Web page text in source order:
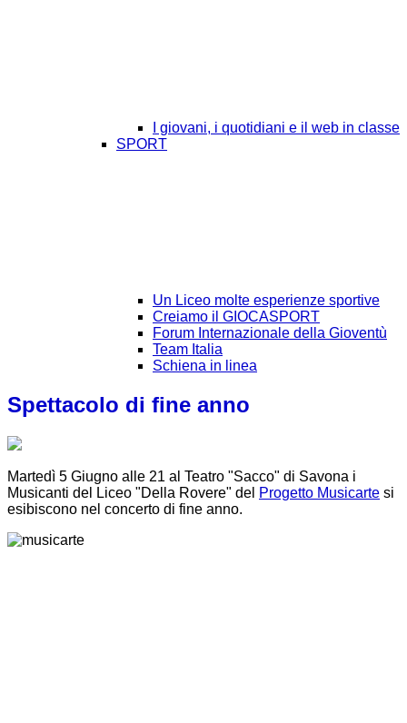
I giovani, i quotidiani e il web in classe
SPORT
Un Liceo molte esperienze sportive
Creiamo il GIOCASPORT
Forum Internazionale della Gioventù
Team Italia
Schiena in linea
Spettacolo di fine anno
Martedì 5 Giugno alle 21 al Teatro "Sacco" di Savona i
Musicanti del Liceo "Della Rovere" del Progetto Musicarte si
esibiscono nel concerto di fine anno.